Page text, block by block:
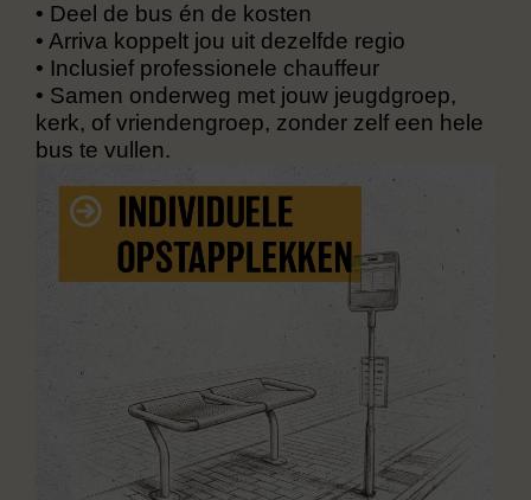
• Deel de bus én de kosten
• Arriva koppelt jou uit dezelfde regio
• Inclusief professionele chauffeur
• Samen onderweg met jouw jeugdgroep,
kerk, of vriendengroep, zonder zelf een hele
bus te vullen.